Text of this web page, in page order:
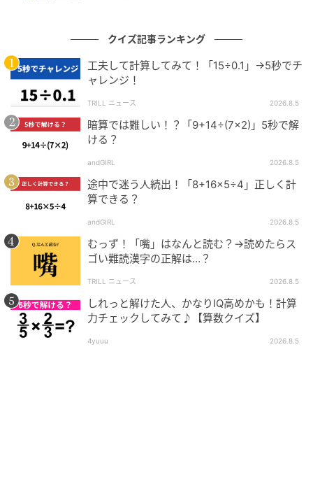
クイズ記事ランキング
工夫して計算してみて！「15÷0.1」→5秒でチ
ャレンジ！
TRILL ニュース 2026.8.5
暗算では難しい！？「9+14÷(7×2)」5秒で解
ける？
andGIRL 2026.8.5
途中で迷う人続出！「8+16×5÷4」正しく計
算できる？
andGIRL 2026.8.5
むっず！「嘴」はなんと読む？→読めたらス
ゴい難読漢字の正解は…？
TRILL ニュース 2026.8.5
しれっと解けた人、かなりIQ高めかも！計算
力チェックしてみて♪【算数クイズ】
4yuuu 2026.8.5